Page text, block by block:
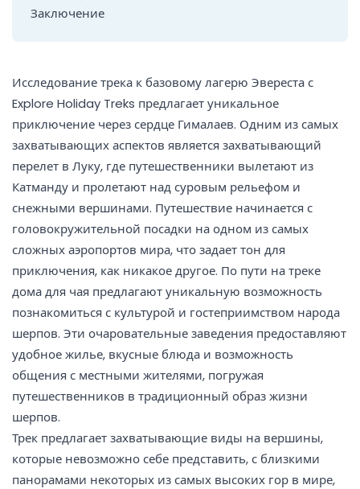
Заключение
Исследование трека к базовому лагерю Эвереста с
Explore Holiday Treks предлагает уникальное
приключение через сердце Гималаев. Одним из самых
захватывающих аспектов является захватывающий
перелет в Луку, где путешественники вылетают из
Катманду и пролетают над суровым рельефом и
снежными вершинами. Путешествие начинается с
головокружительной посадки на одном из самых
сложных аэропортов мира, что задает тон для
приключения, как никакое другое. По пути на треке
дома для чая предлагают уникальную возможность
познакомиться с культурой и гостеприимством народа
шерпов. Эти очаровательные заведения предоставляют
удобное жилье, вкусные блюда и возможность
общения с местными жителями, погружая
путешественников в традиционный образ жизни
шерпов.
Трек предлагает захватывающие виды на вершины,
которые невозможно себе представить, с близкими
панорамами некоторых из самых высоких гор в мире,